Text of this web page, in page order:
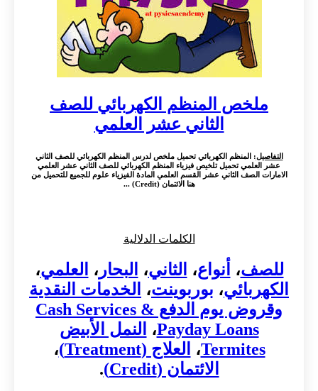
ملخص المنظم الكهربائي للصف
الثاني عشر العلمي
التفاصيل: المنظم الكهربائي تحميل ملخص لدرس المنظم الكهربائي للصف الثاني
عشر العلمي تحميل تلخيص فيزياء المنظم الكهربائي للصف الثاني عشر العلمي
الامارات الصف الثاني عشر القسم العلمي المادة الفيزياء علوم للجميع للتحميل من
هنا الائتمان (Credit) ...
الكلمات الدلالية
للصف، أنواع، الثاني، البحار ، العلمي،
الكهربائي، بوربوينت،
الخدمات النقدية
وقروض يوم الدفع Cash Services &
Payday Loans،
النمل الأبيض
Termites، العلاج (Treatment)
،
الائتمان (Credit)
.